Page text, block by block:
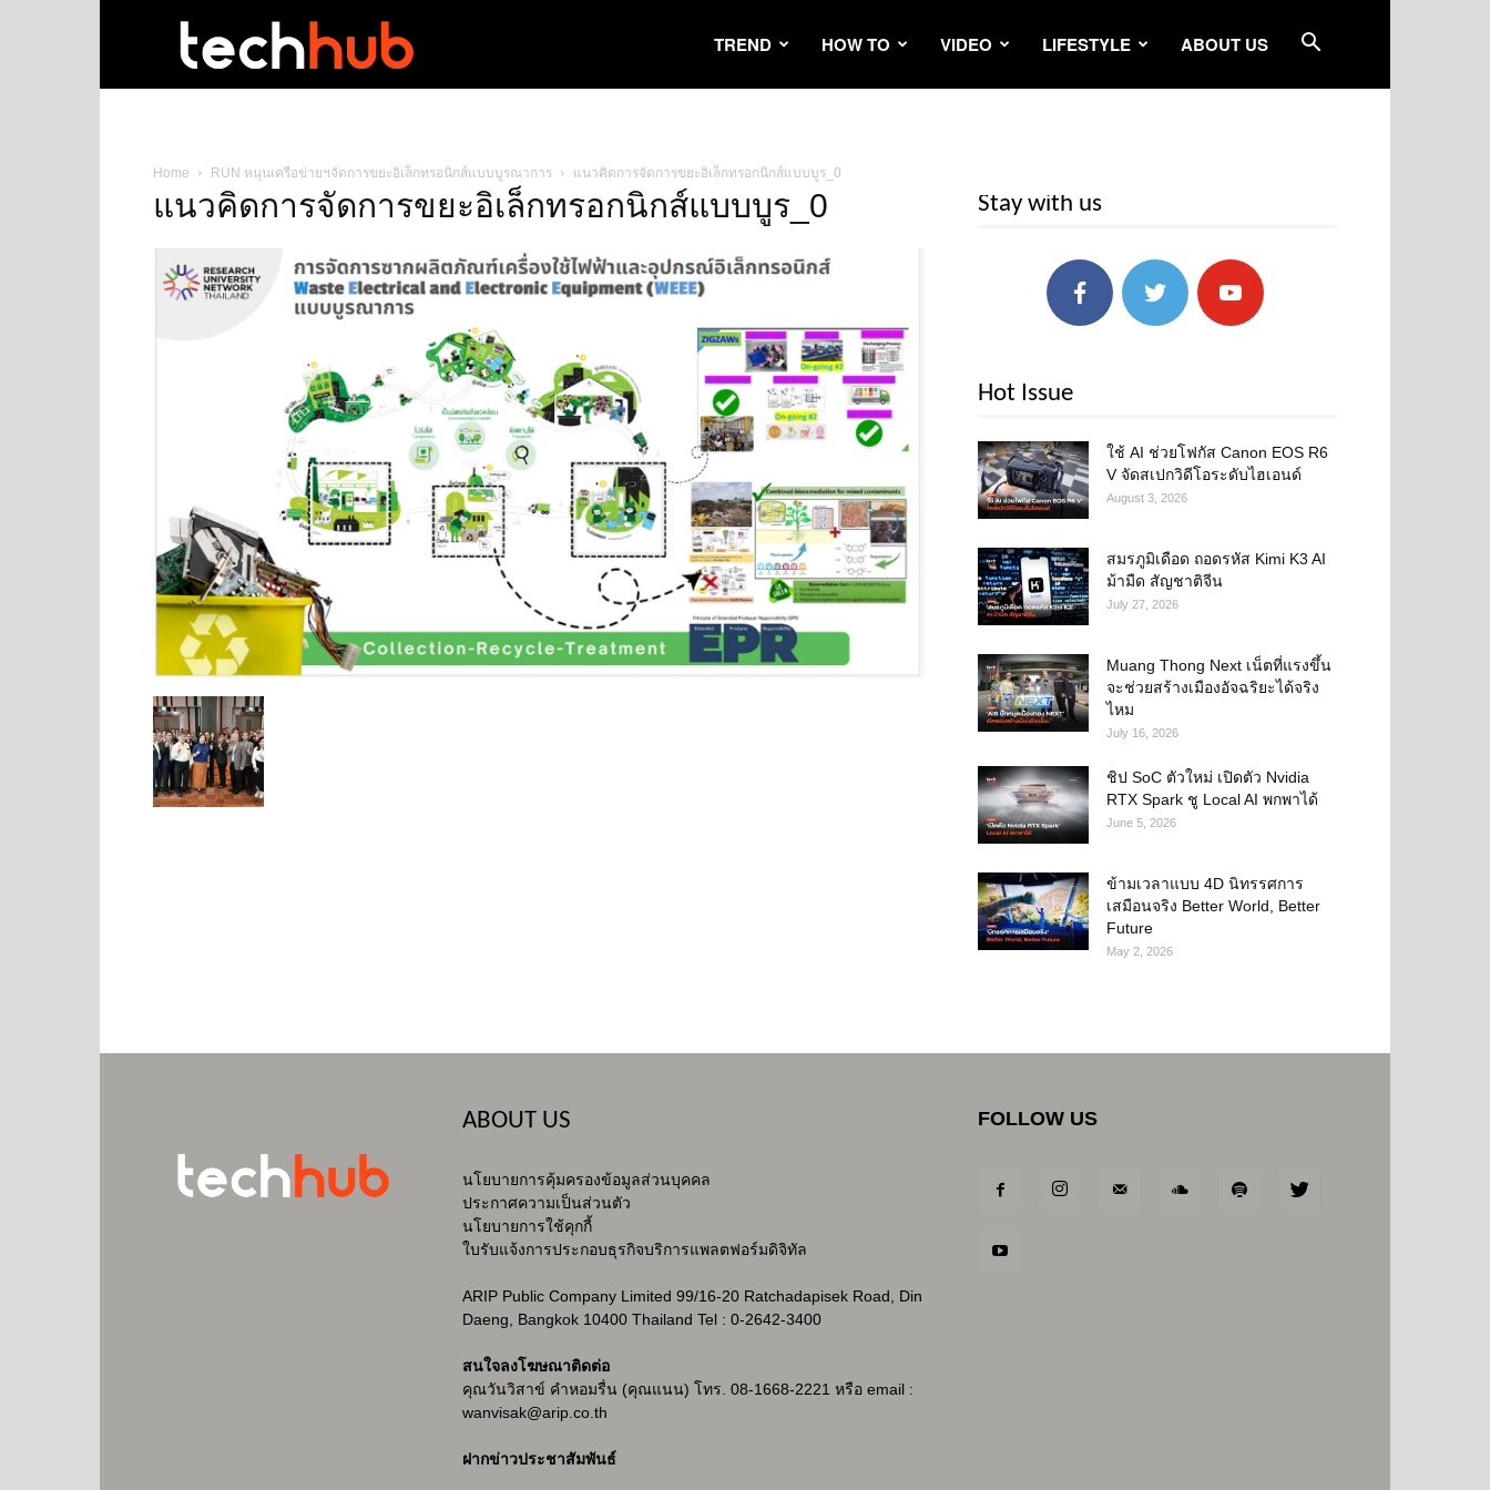
TREND HOW TO VIDEO LIFESTYLE ABOUT US
Home RUN หนุนเครือข่ายฯจัดการขยะอิเล็กทรอนิกส์แบบบูรณาการ แนวคิดการจัดการขยะอิเล็กทรอกนิกส์แบบบูร_0
แนวคิดการจัดการขยะอิเล็กทรอกนิกส์แบบบูร_0 Stay with us
Hot Issue
ใช้ AI ช่วยโฟกัส Canon EOS R6
V จัดสเปกวิดีโอระดับไฮเอนด์
August 3, 2026
สมรภูมิเดือด ถอดรหัส Kimi K3 AI
ม้ามืด สัญชาติจีน
July 27, 2026
Muang Thong Next เน็ตที่แรงขึ้น
จะช่วยสร้างเมืองอัจฉริยะได้จริง
ไหม
July 16, 2026
ชิป SoC ตัวใหม่ เปิดตัว Nvidia
RTX Spark ชู Local AI พกพาได้
June 5, 2026
ข้ามเวลาแบบ 4D นิทรรศการ
เสมือนจริง Better World, Better
Future
May 2, 2026
ABOUT US
นโยบายการคุ้มครองข้อมูลส่วนบุคคล
ประกาศความเป็นส่วนตัว
นโยบายการใช้คุกกี้
ใบรับแจ้งการประกอบธุรกิจบริการแพลตฟอร์มดิจิทัล
ARIP Public Company Limited 99/16-20 Ratchadapisek Road, Din
Daeng, Bangkok 10400 Thailand Tel : 0-2642-3400
สนใจลงโฆษณาติดต่อ
คุณวันวิสาข์ คำหอมรื่น (คุณแนน) โทร. 08-1668-2221 หรือ email :
wanvisak@arip.co.th
ฝากข่าวประชาสัมพันธ์
FOLLOW US